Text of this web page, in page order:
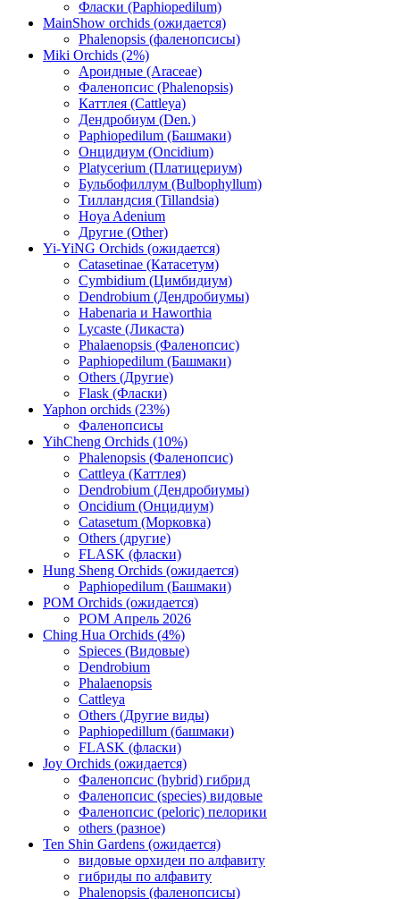
Фласки (Paphiopedilum)
MainShow orchids (ожидается)
Phalenopsis (фаленопсисы)
Miki Orchids (2%)
Ароидные (Araceae)
Фаленопсис (Phalenopsis)
Каттлея (Cattleya)
Дендробиум (Den.)
Paphiopedilum (Башмаки)
Онцидиум (Oncidium)
Platycerium (Платицериум)
Бульбофиллум (Bulbophyllum)
Тилландсия (Tillandsia)
Hoya Adenium
Другие (Other)
Yi-YiNG Orchids (ожидается)
Catasetinae (Катасетум)
Cymbidium (Цимбидиум)
Dendrobium (Дендробиумы)
Habenaria и Haworthia
Lycaste (Ликаста)
Phalaenopsis (Фаленопсис)
Paphiopedilum (Башмаки)
Others (Другие)
Flask (Фласки)
Yaphon orchids (23%)
Фаленопсисы
YihCheng Orchids (10%)
Phalenopsis (Фаленопсис)
Cattleya (Каттлея)
Dendrobium (Дендробиумы)
Oncidium (Онцидиум)
Catasetum (Морковка)
Others (другие)
FLASK (фласки)
Hung Sheng Orchids (ожидается)
Paphiopedilum (Башмаки)
POM Orchids (ожидается)
POM Апрель 2026
Ching Hua Orchids (4%)
Spieces (Видовые)
Dendrobium
Phalaenopsis
Cattleya
Others (Другие виды)
Paphiopedillum (башмаки)
FLASK (фласки)
Joy Orchids (ожидается)
Фаленопсис (hybrid) гибрид
Фаленопсис (species) видовые
Фаленопсис (peloric) пелорики
others (разное)
Ten Shin Gardens (ожидается)
видовые орхидеи по алфавиту
гибриды по алфавиту
Phalenopsis (фаленопсисы)